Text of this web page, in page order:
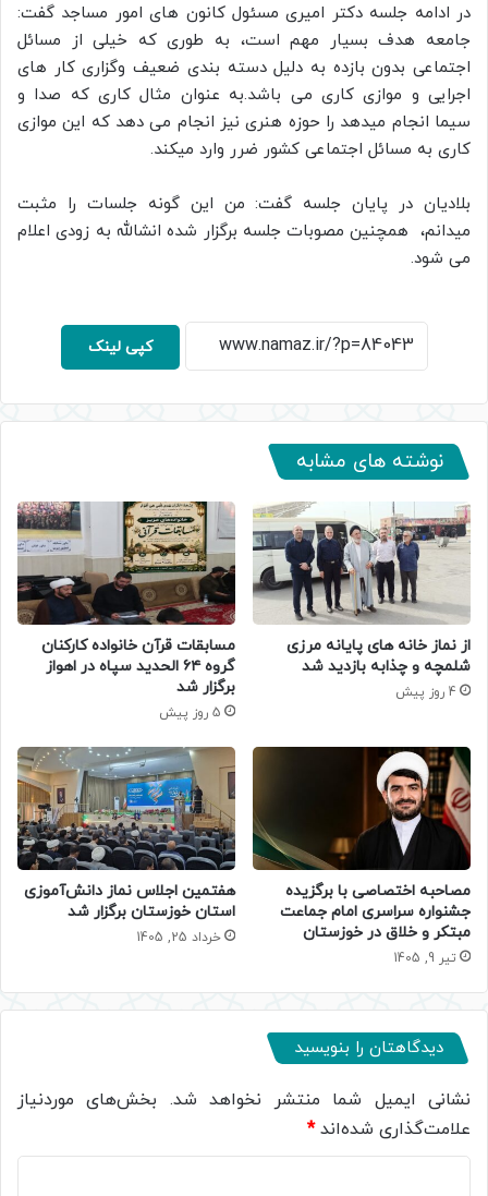
در ادامه جلسه دکتر امیری مسئول کانون های امور مساجد گفت:
جامعه هدف بسیار مهم است، به طوری که خیلی از مسائل
اجتماعی بدون بازده به دلیل دسته بندی ضعیف وگزاری کار های
اجرایی و موازی کاری می باشد.به عنوان مثال کاری که صدا و
سیما انجام میدهد را حوزه هنری نیز انجام می دهد که این موازی
کاری به مسائل اجتماعی کشور ضرر وارد میکند.
بلادیان در پایان جلسه گفت: من این گونه جلسات را مثبت
میدانم، همچنین مصوبات جلسه برگزار شده انشالله به زودی اعلام
می شود.
کپی لینک
نوشته های مشابه
از نماز خانه های پایانه مرزی
شلمچه و چذابه بازدید شد
4 روز پیش
مسابقات قرآن خانواده کارکنان
گروه ۶۴ الحدید سپاه در اهواز
برگزار شد
5 روز پیش
مصاحبه اختصاصی با برگزیده
جشنواره سراسری امام جماعت
مبتکر و خلاق در خوزستان
تیر 9, 1405
هفتمین اجلاس نماز دانش‌آموزی
استان خوزستان برگزار شد
خرداد 25, 1405
دیدگاهتان را بنویسید
نشانی ایمیل شما منتشر نخواهد شد. بخش‌های موردنیاز
علامت‌گذاری شده‌اند*